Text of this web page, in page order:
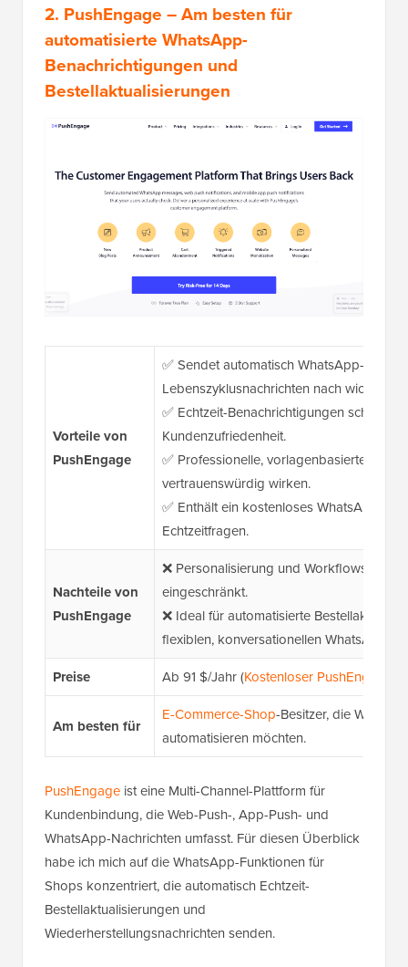
2. PushEngage – Am besten für
automatisierte WhatsApp-
Benachrichtigungen und
Bestellaktualisierungen
Vorteile von
PushEngage
✅ Sendet automatisch WhatsApp-
Lebenszyklusnachrichten nach wichtigen
✅ Echtzeit-Benachrichtigungen schaffen
Kundenzufriedenheit.
✅ Professionelle, vorlagenbasierte
vertrauenswürdig wirken.
✅ Enthält ein kostenloses WhatsApp
Echtzeitfragen.
Nachteile von
PushEngage
❌ Personalisierung und Workflows sind
eingeschränkt.
❌ Ideal für automatisierte
flexiblen, konversationellen WhatsApp-
Preise Ab 91 $/Jahr (Kostenloser PushEngage-
Am besten für
E-Commerce-Shop-Besitzer, die
automatisieren möchten.
PushEngage ist eine Multi-Channel-Plattform für
Kundenbindung, die Web-Push-, App-Push- und
WhatsApp-Nachrichten umfasst. Für diesen Überblick
habe ich mich auf die WhatsApp-Funktionen für
Shops konzentriert, die automatisch Echtzeit-
Bestellaktualisierungen und
Wiederherstellungsnachrichten senden.